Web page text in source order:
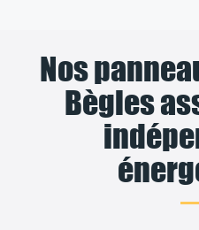
Nos
Bègles